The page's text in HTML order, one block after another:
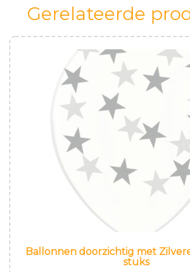
Gerelateerde
Ballonnen doorzichtig met
stuks